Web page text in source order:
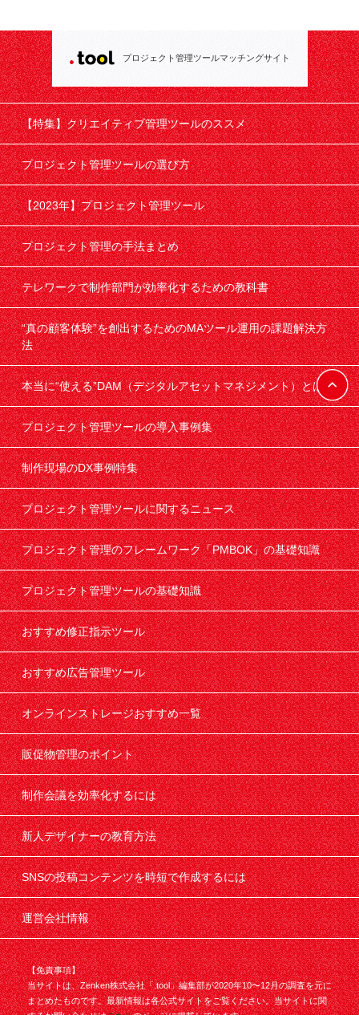
プロジェクト管理ツールマッチングサイト
【特集】クリエイティブ管理ツールのススメ
プロジェクト管理ツールの選び方
【2023年】プロジェクト管理ツール
プロジェクト管理の手法まとめ
テレワークで制作部門が効率化するための教科書
“真の顧客体験”を創出するためのMAツール運用の課題解決方
法
本当に“使える”DAM（デジタルアセットマネジメント）とは
プロジェクト管理ツールの導入事例集
制作現場のDX事例特集
プロジェクト管理ツールに関するニュース
プロジェクト管理のフレームワーク「PMBOK」の基礎知識
プロジェクト管理ツールの基礎知識
おすすめ修正指示ツール
おすすめ広告管理ツール
オンラインストレージおすすめ一覧
販促物管理のポイント
制作会議を効率化するには
新人デザイナーの教育方法
SNSの投稿コンテンツを時短で作成するには
運営会社情報
【免責事項】
当サイトは、Zenken株式会社「.tool」編集部が2020年10〜12月の調査を元に
まとめたものです。最新情報は各公式サイトをご覧ください。当サイトに関